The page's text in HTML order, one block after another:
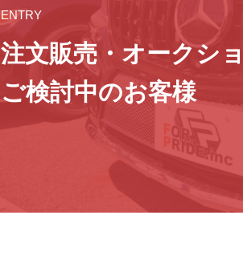
ENTRY
注文販売・オークシ
ご検討中のお客様